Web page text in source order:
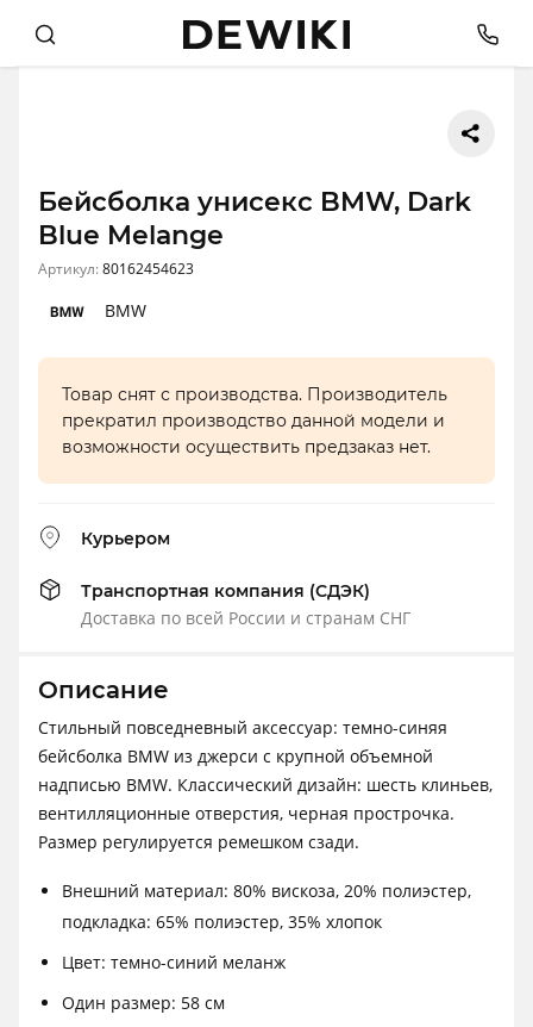
Бейсболка унисекс BMW, Dark
Blue Melange
Артикул:80162454623
BMW
Товар снят с производства. Производитель
прекратил производство данной модели и
возможности осуществить предзаказ нет.
Курьером
Транспортная компания (СДЭК)
Доставка по всей России и странам СНГ
Описание
Стильный повседневный аксессуар: темно-синяя
бейсболка BMW из джерси с крупной объемной
надписью BMW. Классический дизайн: шесть клиньев,
вентилляционные отверстия, черная прострочка.
Размер регулируется ремешком сзади.
Внешний материал: 80% вискоза, 20% полиэстер,
подкладка: 65% полиэстер, 35% хлопок
Цвет: темно-синий меланж
Один размер: 58 см